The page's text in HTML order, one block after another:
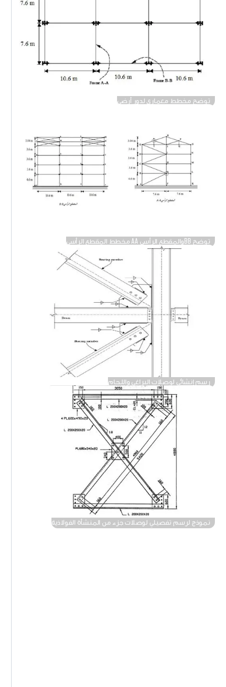
توضح مخطط معماري لدور أرضي
توضح BBوالمقطع الرأسي AA مخطط المقطع الرأسي
رسم إنشائي لوصلات البراغي واللحام
نموذج لرسم تفصيلي لوصلات جزء من المنشأة الفولاذية